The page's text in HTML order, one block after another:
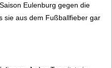
Eulenburg gegen die
sie aus dem Fußballfieber gar